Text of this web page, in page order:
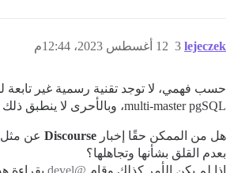
lejeczek 12 أغسطس 2023، 12:44م 3
حسب فهمي، لا توجد تقنية رسمية غير تابعة
multi-master pgSQL، وبالأحرى لا ينطبق ذلك على Redis.
هل من الممكن حقًا إخبار Discourse عن مثل
بعدم القلق بشأنها وتجاهلها؟
إذا لم يكن الأمر كذلك وقام @devel
بقراءة